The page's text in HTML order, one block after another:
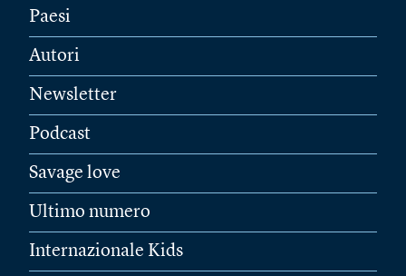
Paesi
Autori
Newsletter
Podcast
Savage love
Ultimo numero
Internazionale Kids